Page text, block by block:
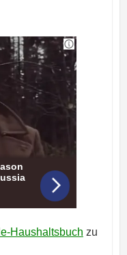
Haushaltsbuch zu